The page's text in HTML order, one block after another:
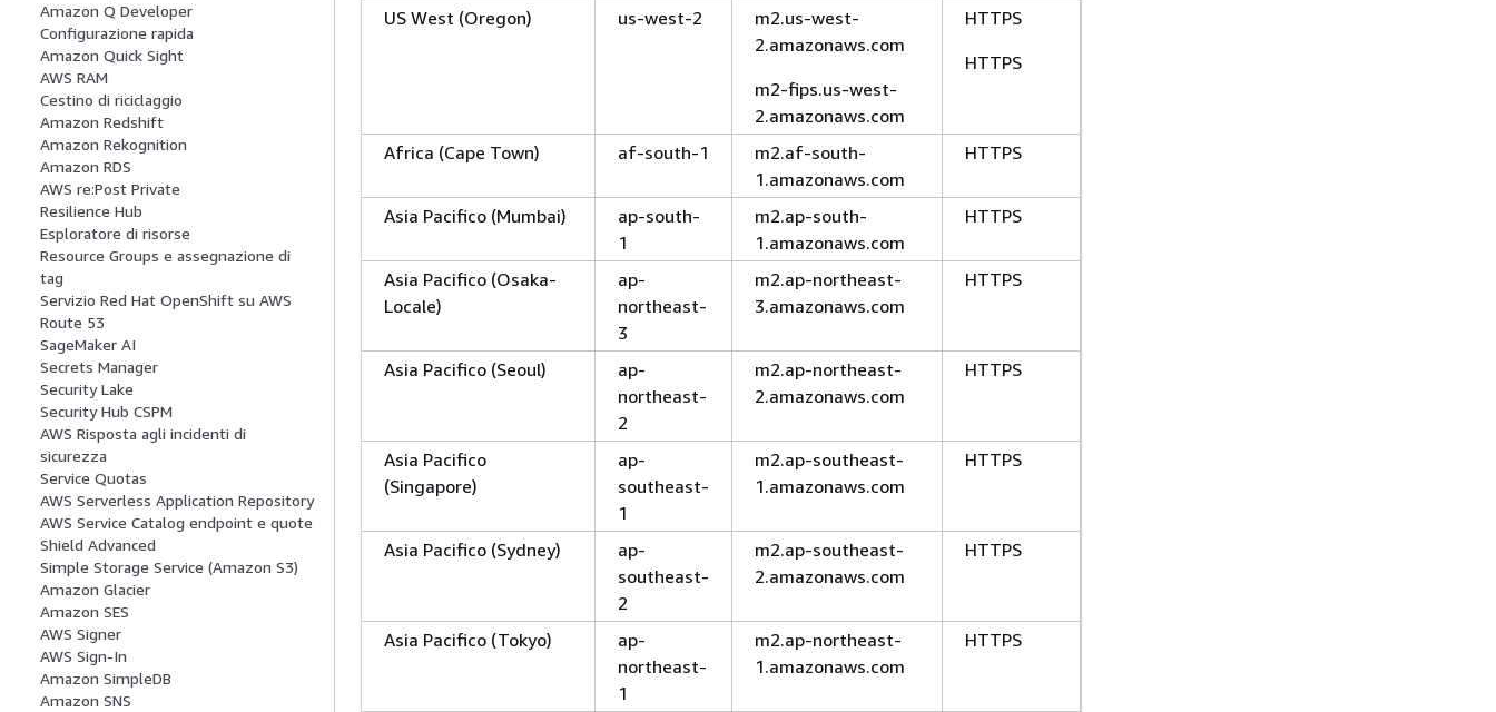
Amazon Q Developer
Configurazione rapida
Amazon Quick Sight
AWS RAM
Cestino di riciclaggio
Amazon Redshift
Amazon Rekognition
Amazon RDS
AWS re:Post Private
Resilience Hub
Esploratore di risorse
Resource Groups e assegnazione di
tag
Servizio Red Hat OpenShift su AWS
Route 53
SageMaker AI
Secrets Manager
Security Lake
Security Hub CSPM
AWS Risposta agli incidenti di
sicurezza
Service Quotas
AWS Serverless Application Repository
AWS Service Catalog endpoint e quote
Shield Advanced
Simple Storage Service (Amazon S3)
Amazon Glacier
Amazon SES
AWS Signer
AWS Sign-In
Amazon SimpleDB
Amazon SNS
US West (Oregon) us-west-2
m2.us-west-
2.amazonaws.com
m2-fips.us-west-
2.amazonaws.com
HTTPS
HTTPS
Africa (Cape Town) af-south-1
m2.af-south-
1.amazonaws.com
HTTPS
Asia Pacifico (Mumbai)
ap-south-
1
m2.ap-south-
1.amazonaws.com
HTTPS
Asia Pacifico (Osaka-
Locale)
ap-
northeast-
3
m2.ap-northeast-
3.amazonaws.com
HTTPS
Asia Pacifico (Seoul)
ap-
northeast-
2
m2.ap-northeast-
2.amazonaws.com
HTTPS
Asia Pacifico
(Singapore)
ap-
southeast-
1
m2.ap-southeast-
1.amazonaws.com
HTTPS
Asia Pacifico (Sydney)
ap-
southeast-
2
m2.ap-southeast-
2.amazonaws.com
HTTPS
Asia Pacifico (Tokyo)
ap-
northeast-
1
m2.ap-northeast-
1.amazonaws.com
HTTPS